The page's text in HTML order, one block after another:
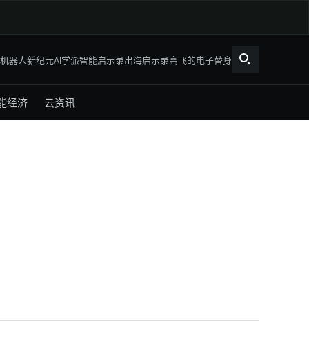
机器人新纪元AI学派智能启示录出海启示录高飞的电子替身
经济 云资讯